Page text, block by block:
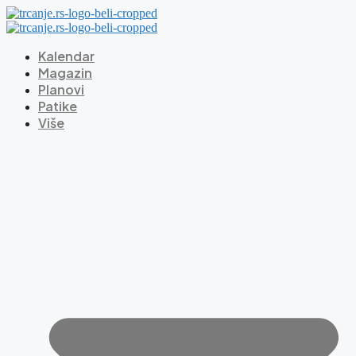
Skip
to
Kalendar
Magazin
Planovi
Patike
Više